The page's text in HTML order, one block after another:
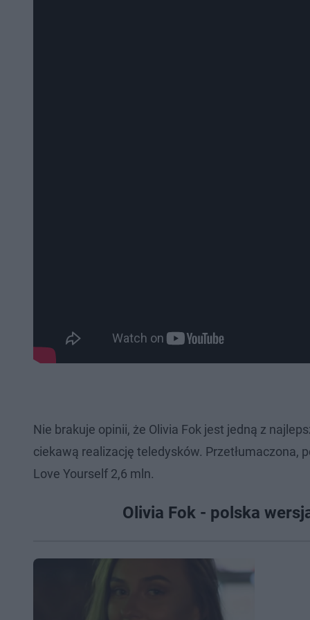
Nie brakuje opinii, że Olivia Fok jest jedną z
ciekawą realizację teledysków. Przetłumaczona,
Love Yourself 2,6 mln.
Olivia Fok - polska